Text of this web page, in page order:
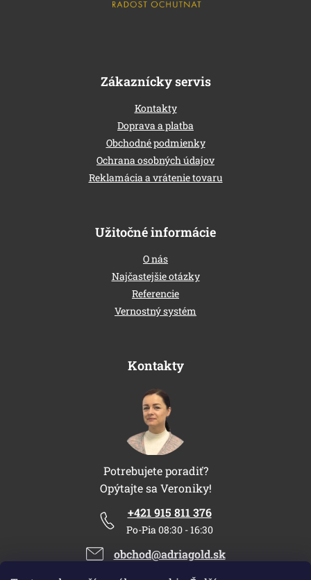
Zákaznícky servis
Kontakty
Doprava a platba
Obchodné podmienky
Ochrana osobných údajov
Reklamácia a vrátenie tovaru
Užitočné informácie
O nás
Najčastejšie otázky
Referencie
Vernostný systém
Kontakty
Potrebujete poradiť?
Opýtajte sa Veroniky!
+421 915 811 376
Po-Pia 08:30 - 16:30
obchod@adriagold.sk